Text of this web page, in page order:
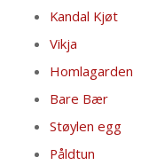
Kandal Kjøt
Vikja
Homlagarden
Bare Bær
Støylen egg
Påldtun